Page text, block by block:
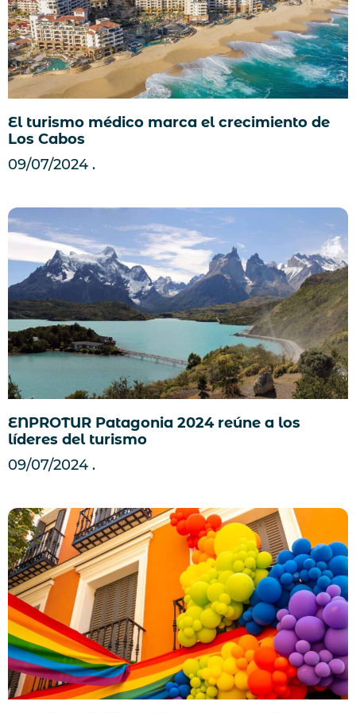
El turismo médico marca el crecimiento de
Los Cabos
09/07/2024
ENPROTUR Patagonia 2024 reúne a los
líderes del turismo
09/07/2024